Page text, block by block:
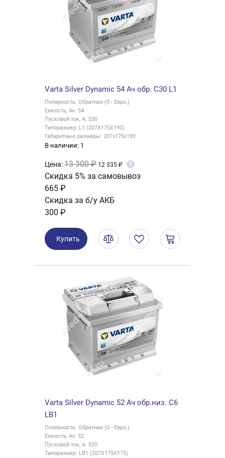
Varta Silver Dynamic 54 Ач обр. C30 L1
Полярность: Обратная (0 - Евро.)
Емкость, Ач: 54
Пусковой ток, А: 530
Типоразмер: L1 (207X175X190)
Габаритные размеры: 207х175х190
В наличии: 1
Цена:13 300 ₽ 12 335 ₽ ?
Скидка 5% за самовывоз
665 ₽
Скидка за б/у АКБ
300 ₽
Купить
Varta Silver Dynamic 52 Ач обр.низ. C6
LB1
Полярность: Обратная (0 - Евро.)
Емкость, Ач: 52
Пусковой ток, А: 520
Типоразмер: LB1 (207X175X175)